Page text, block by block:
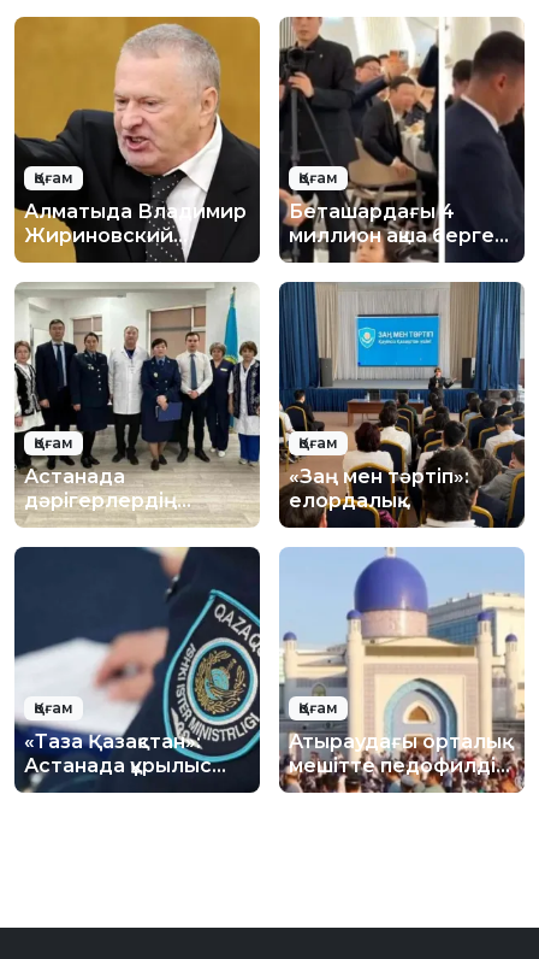
Қоғам
Алматыда Владимир
Жириновский
құрметіне естелік
тақта орнату
ұсынылды
Қоғам
Беташардағы 4
миллион ақша берген
кәсіпкер кім?
Қоғам
Астанада
дәрігерлердің
қауіпсіздігі
күшейтілуде
Қоғам
«Заң мен тәртіп»:
елордалық
оқушыларға цифрлық
қауіпсіздік бойынша
лекция өтті
Қоғам
«Таза Қазақстан»:
Астанада құрылыс
қалдықтарын заңсыз
Қоғам
Атыраудағы орталық
мешітте педофилдің
жаназасы